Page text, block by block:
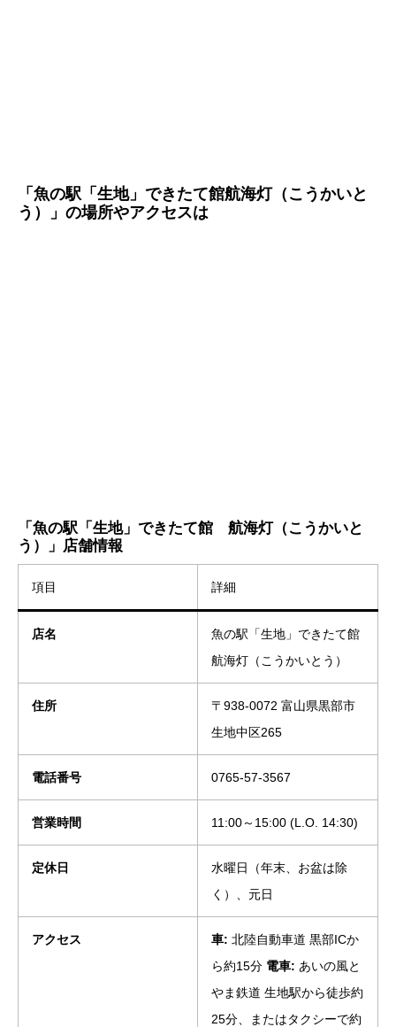
「魚の駅「生地」できたて館航海灯（こうかいと
う）」の場所やアクセスは
「魚の駅「生地」できたて館 航海灯（こうかいと
う）」店舗情報
項目 詳細
店名
魚の駅「生地」できたて館
航海灯（こうかいとう）
住所
〒938-0072 富山県黒部市
生地中区265
電話番号 0765-57-3567
営業時間 11:00～15:00 (L.O. 14:30)
定休日
水曜日（年末、お盆は除
く）、元日
アクセス 車: 北陸自動車道 黒部ICか
ら約15分 電車: あいの風と
やま鉄道 生地駅から徒歩約
25分、またはタクシーで約